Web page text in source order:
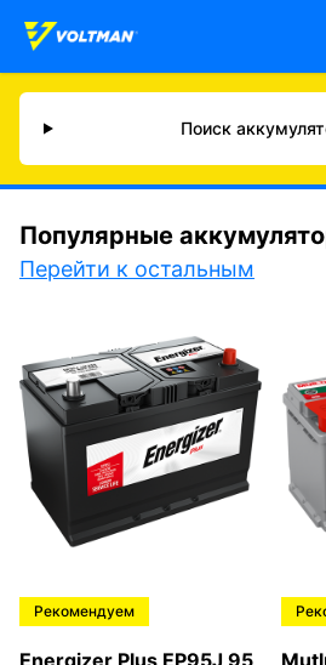
Поиск
Популярные
Перейти к остальным
Рекомендуем
Energizer Plus EP95J 95